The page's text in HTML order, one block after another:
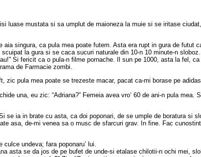
mustata si sa umplut de maioneza la muie si se iritase
singura, ca pula mea poate futem. Asta era rupt in gura de futut
la gura si se caca sucuri naturale din 10-n 10 minute-n sloboz.
Si fericit ca o pula-n filme pornache. Il sun pe 1000, asta la fel,
de Farmacie zombi.
pula mea poate se trezeste macar, pacat ca-mi borase pe
una, eu zic: “Adriana?” Femeia avea vro’ 60 de ani-n pula mea.
se ia in brate cu asta, ca doi poponari, de se umple de boratura si
asa, de-mi venea sa o musc de sfarcuri grav. In fine. Fac
undeva; fara poponaru’ lui.
asta se da jos de pe bufet de unde-si etalase chilotii-n ochi mei,